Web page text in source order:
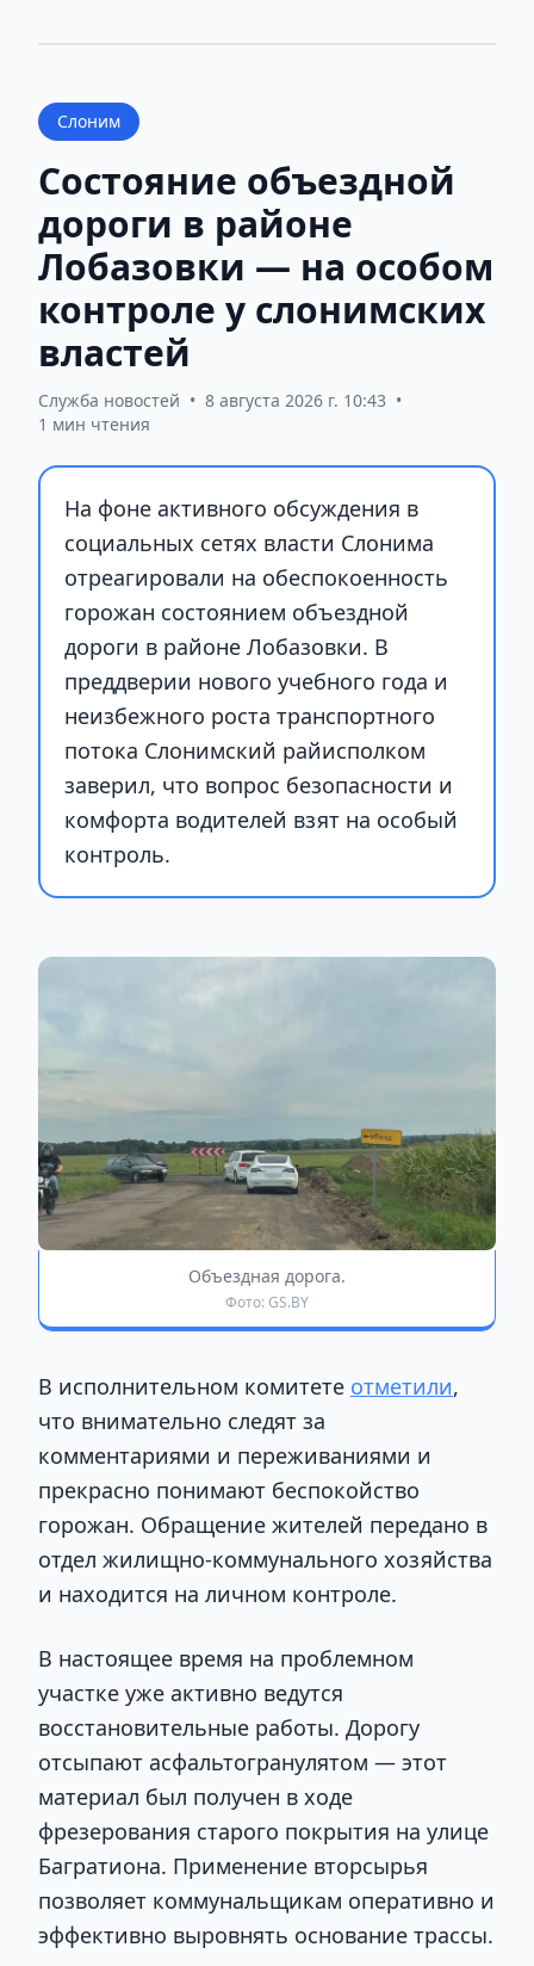
Слоним
Состояние объездной
дороги в районе
Лобазовки — на особом
контроле у слонимских
властей
Служба новостей • 8 августа 2026 г. 10:43 •
1 мин чтения
На фоне активного обсуждения в
социальных сетях власти Слонима
отреагировали на обеспокоенность
горожан состоянием объездной
дороги в районе Лобазовки. В
преддверии нового учебного года и
неизбежного роста транспортного
потока Слонимский райисполком
заверил, что вопрос безопасности и
комфорта водителей взят на особый
контроль.
Объездная дорога.
Фото: GS.BY
В исполнительном комитете отметили,
что внимательно следят за
комментариями и переживаниями и
прекрасно понимают беспокойство
горожан. Обращение жителей передано в
отдел жилищно-коммунального хозяйства
и находится на личном контроле.
В настоящее время на проблемном
участке уже активно ведутся
восстановительные работы. Дорогу
отсыпают асфальтогранулятом — этот
материал был получен в ходе
фрезерования старого покрытия на улице
Багратиона. Применение вторсырья
позволяет коммунальщикам оперативно и
эффективно выровнять основание трассы.